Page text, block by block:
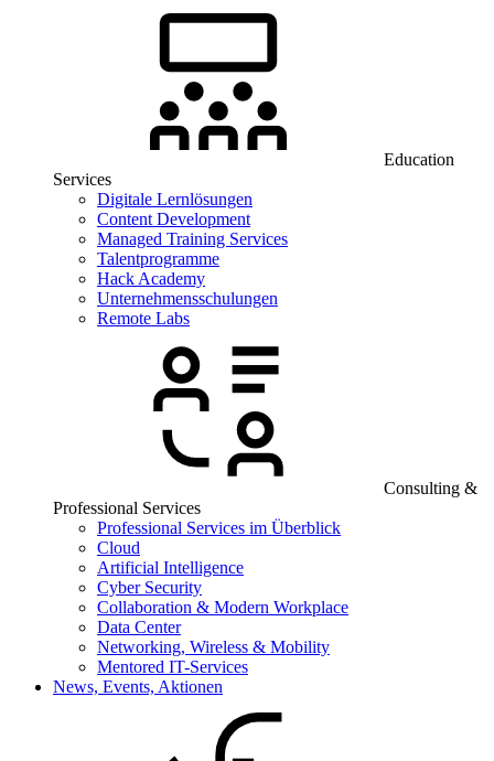
Education
Services
Digitale Lernlösungen
Content Development
Managed Training Services
Talentprogramme
Hack Academy
Unternehmensschulungen
Remote Labs
Consulting &
Professional Services
Professional Services im Überblick
Cloud
Artificial Intelligence
Cyber Security
Collaboration & Modern Workplace
Data Center
Networking, Wireless & Mobility
Mentored IT-Services
News, Events, Aktionen